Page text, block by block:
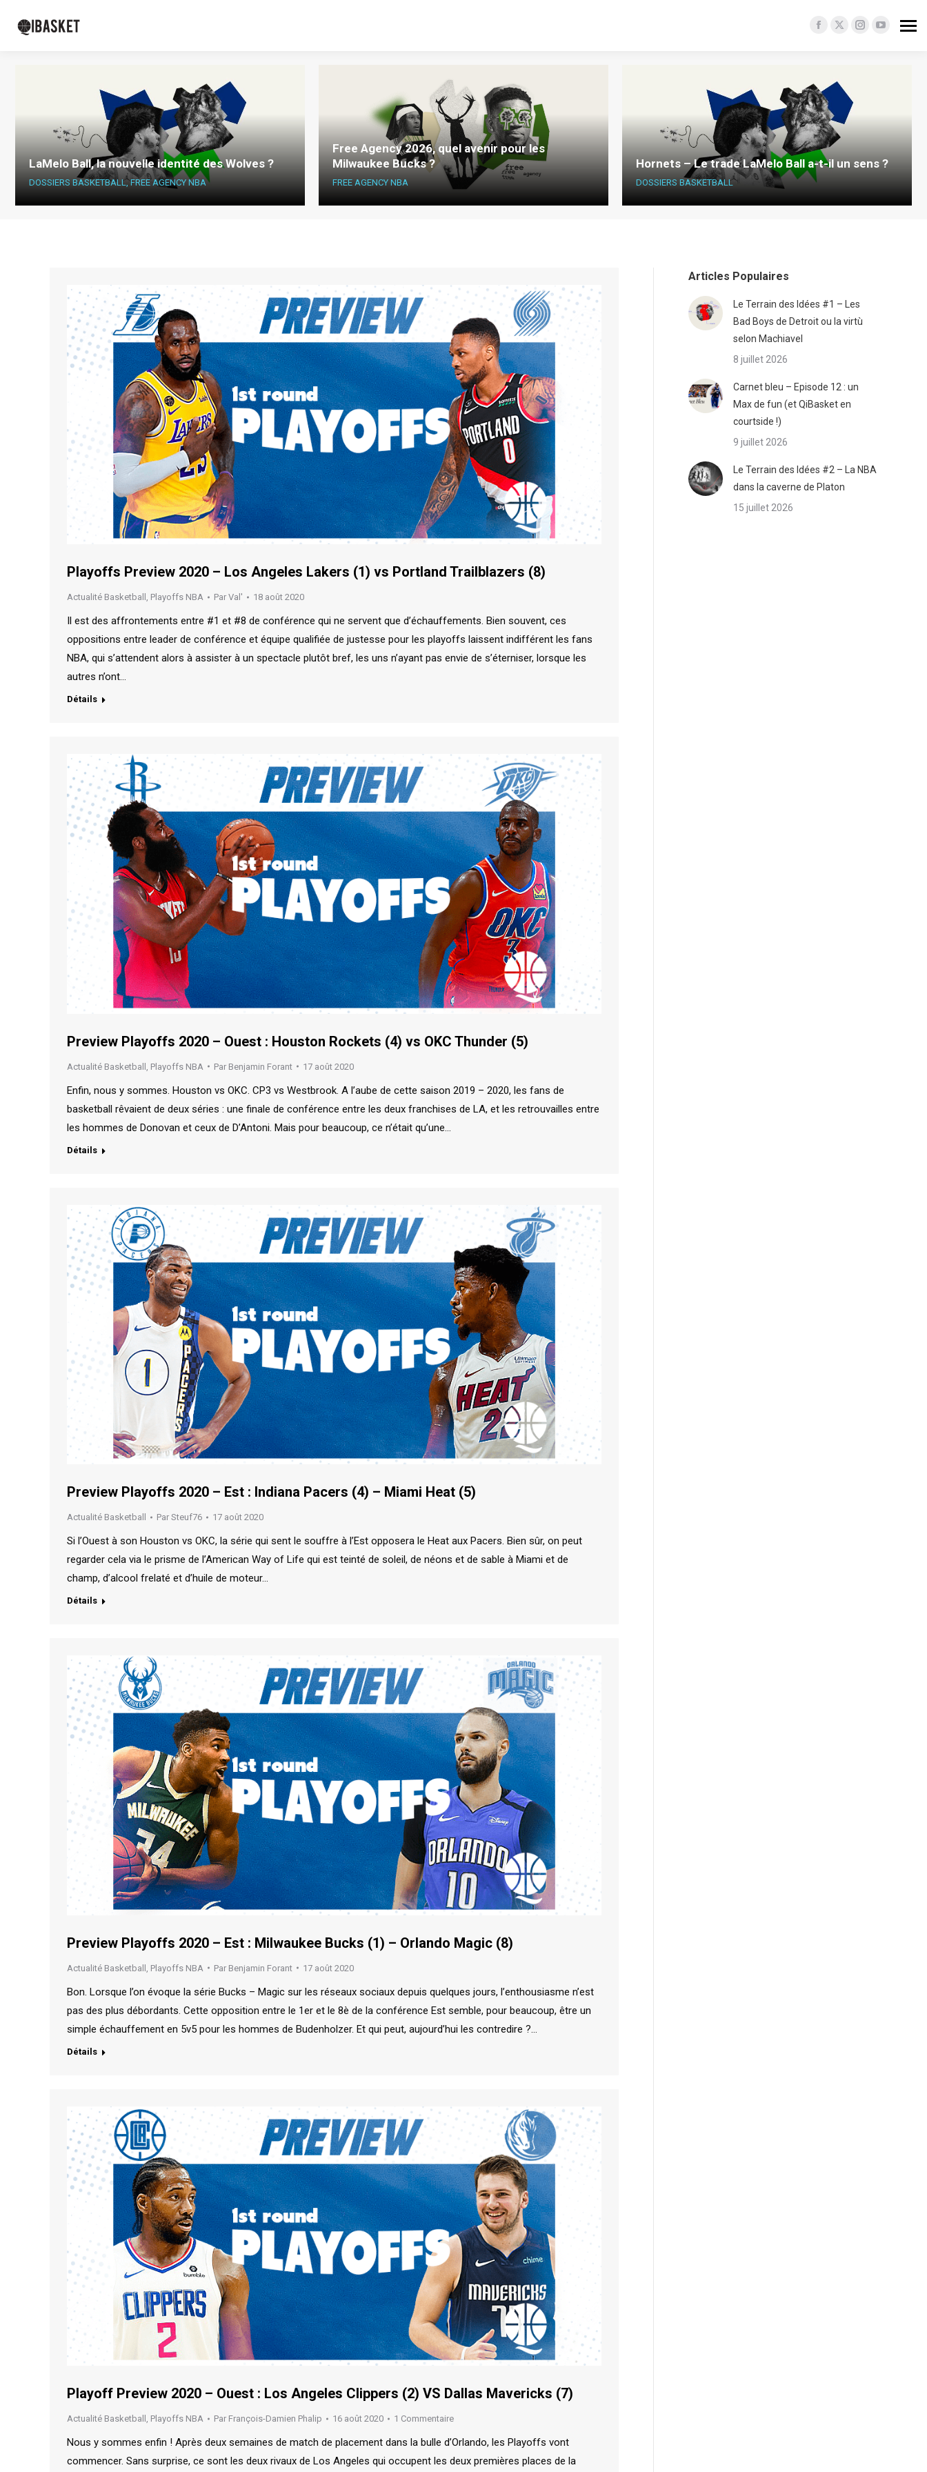
Facebook
in
new
window
X
in
new
window
Instagram
YouTube
LaMelo Ball, la nouvelle identité des Wolves ?
DOSSIERS BASKETBALL,FREE AGENCY NBA
Free Agency 2026, quel avenir pour les
Milwaukee Bucks ?
FREE AGENCY NBA
Hornets – Le trade LaMelo Ball a-t-il un sens ?
DOSSIERS BASKETBALL
Playoffs Preview 2020 – Los Angeles Lakers (1) vs Portland Trailblazers (8)
Actualité Basketball , Playoffs NBA Par Val' 18 août 2020
Il est des affrontements entre #1 et #8 de conférence qui ne servent que d’échauffements. Bien souvent, ces
oppositions entre leader de conférence et équipe qualifiée de justesse pour les playoffs laissent indifférent les fans
NBA, qui s’attendent alors à assister à un spectacle plutôt bref, les uns n’ayant pas envie de s’éterniser, lorsque les
autres n’ont…
Détails
Preview Playoffs 2020 – Ouest : Houston Rockets (4) vs OKC Thunder (5)
Actualité Basketball Playoffs NBA Par Benjamin Forant 17 août 2020
Enfin, nous y sommes. Houston vs OKC. CP3 vs Westbrook. A l’aube de cette saison 2019 – 2020, les fans de
basketball rêvaient de deux séries : une finale de conférence entre les deux franchises de LA, et les retrouvailles entre
les hommes de Donovan et ceux de D’Antoni. Mais pour beaucoup, ce n’était qu’une…
Détails
Preview Playoffs 2020 – Est : Indiana Pacers (4) – Miami Heat (5)
Actualité Basketball Par Steuf76 17 août 2020
Si l’Ouest à son Houston vs OKC, la série qui sent le souffre à l’Est opposera le Heat aux Pacers. Bien sûr, on peut
regarder cela via le prisme de l’American Way of Life qui est teinté de soleil, de néons et de sable à Miami et de
champ, d’alcool frelaté et d’huile de moteur…
Détails
Preview Playoffs 2020 – Est : Milwaukee Bucks (1) – Orlando Magic (8)
Actualité Basketball Playoffs NBA Par Benjamin Forant 17 août 2020
Bon. Lorsque l’on évoque la série Bucks – Magic sur les réseaux sociaux depuis quelques jours, l’enthousiasme n’est
pas des plus débordants. Cette opposition entre le 1er et le 8è de la conférence Est semble, pour beaucoup, être un
simple échauffement en 5v5 pour les hommes de Budenholzer. Et qui peut, aujourd’hui les contredire ?…
Détails
Playoff Preview 2020 – Ouest : Los Angeles Clippers (2) VS Dallas Mavericks (7)
Actualité Basketball , Playoffs NBA Par François-Damien Phalip 16 août 2020 1 Commentaire
Nous y sommes enfin ! Après deux semaines de match de placement dans la bulle d’Orlando, les Playoffs vont
commencer. Sans surprise, ce sont les deux rivaux de Los Angeles qui occupent les deux premières places de la
Articles Populaires
Le Terrain des Idées #1 – Les
Bad Boys de Detroit ou la virtù
selon Machiavel
8 juillet 2026
Carnet bleu – Episode 12 : un
Max de fun (et QiBasket en
courtside !)
9 juillet 2026
Le Terrain des Idées #2 – La NBA
dans la caverne de Platon
15 juillet 2026